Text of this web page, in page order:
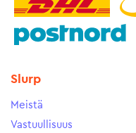
Slurp
Meistä
Vastuullisuus